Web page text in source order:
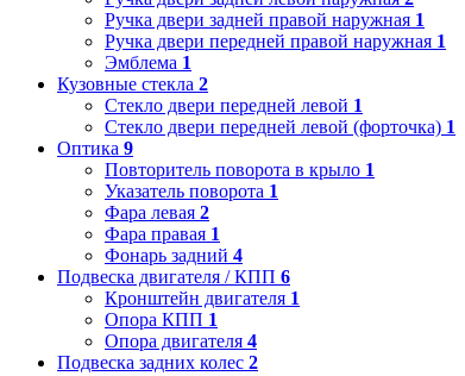
Ручка двери задней правой наружная 1
Ручка двери передней правой наружная 1
Эмблема 1
Кузовные стекла 2
Стекло двери передней левой 1
Стекло двери передней левой (форточка) 1
Оптика 9
Повторитель поворота в крыло 1
Указатель поворота 1
Фара левая 2
Фара правая 1
Фонарь задний 4
Подвеска двигателя / КПП 6
Кронштейн двигателя 1
Опора КПП 1
Опора двигателя 4
Подвеска задних колес 2